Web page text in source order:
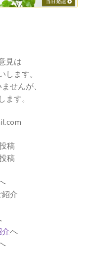
しての偏向
ン
スで具現化】
ー
たオーストリア
ム解釈を提唱】
見は
します。
せんが、
ます。
稿
稿
紹介
介へ